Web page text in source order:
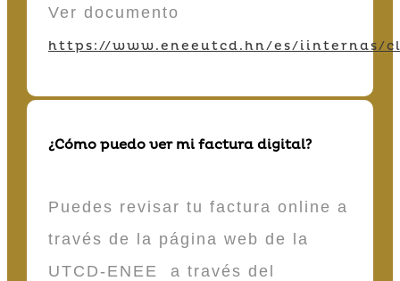
Ver documento
https://www.eneeutcd.hn/es/iinternas/
¿Cómo puedo ver mi factura digital?
Puedes revisar tu factura online a
través de la página web de la
UTCD-ENEE a través del